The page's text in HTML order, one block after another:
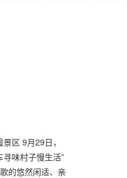
区 9月29日，
寻味村子慢生活”
的悠然闲适、亲